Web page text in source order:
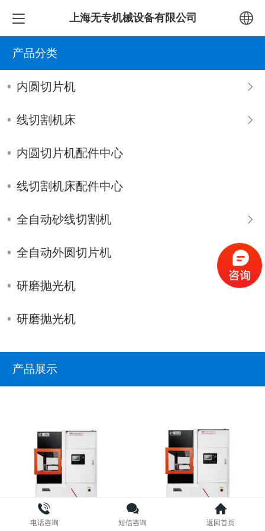
上海无专机械设备有限公司
产品分类
内圆切片机
线切割机床
内圆切片机配件中心
线切割机床配件中心
全自动砂线切割机
全自动外圆切片机
研磨抛光机
研磨抛光机
产品展示
电话咨询 短信咨询 返回首页